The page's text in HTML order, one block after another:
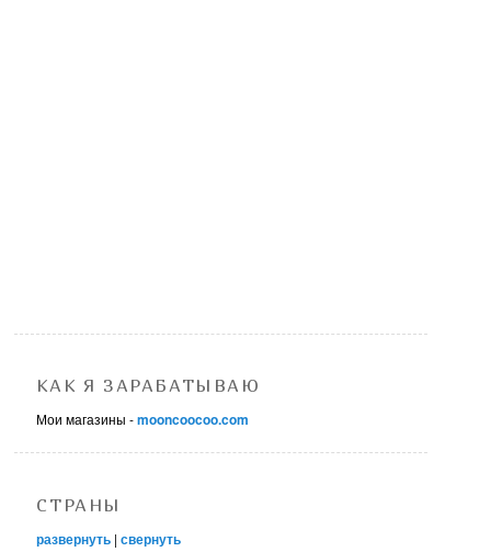
КАК Я ЗАРАБАТЫВАЮ
Мои магазины -mooncoocoo.com
СТРАНЫ
развернуть |свернуть